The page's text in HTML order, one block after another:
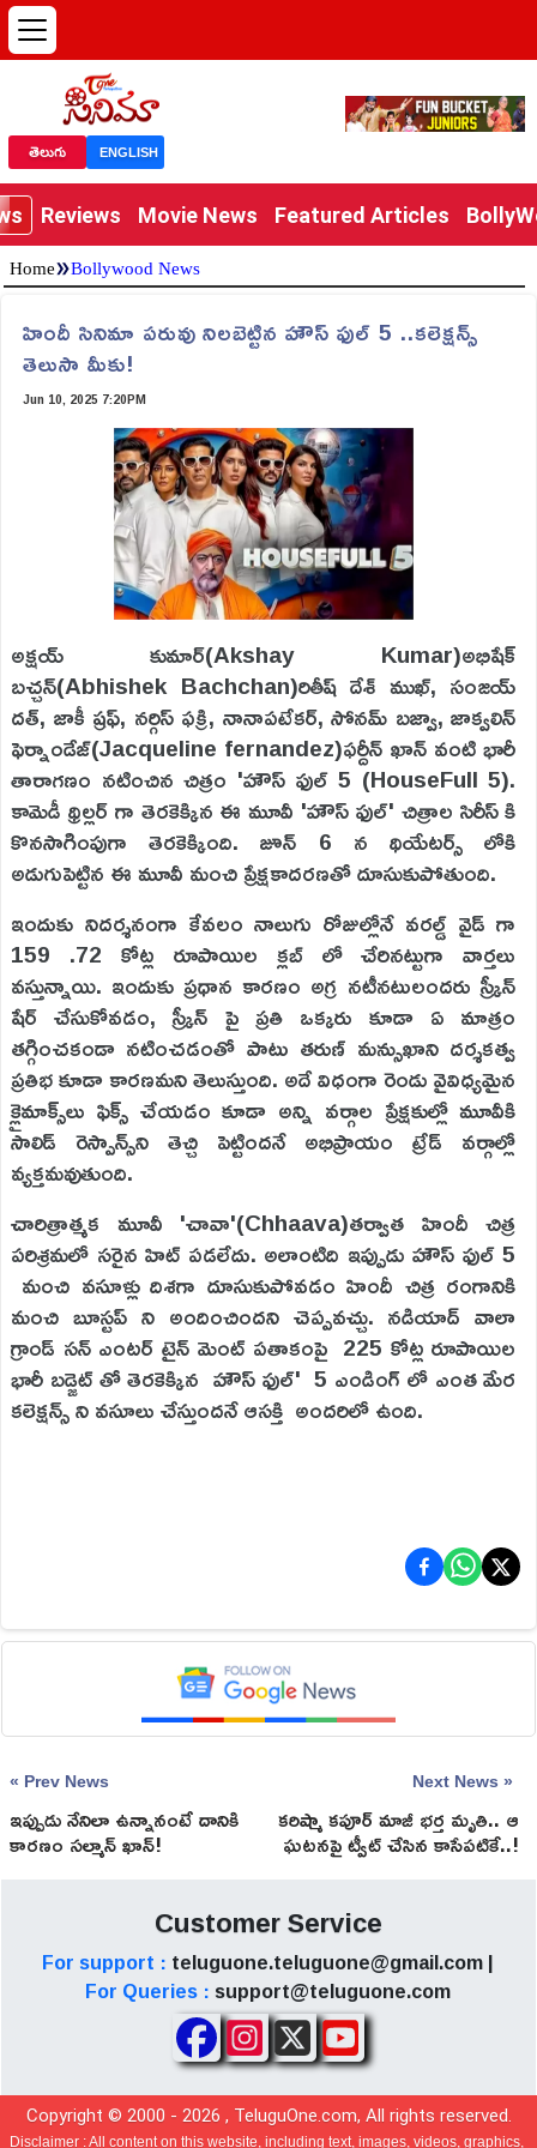
తెలుగు ENGLISH
Reviews Movie News Featured Articles
Home»Bollywood News
హిందీ సినిమా పరువు నిలబెట్టిన హౌస్ ఫుల్ 5 ..కలెక్షన్స్
తెలుసా మీకు!
Jun 10, 2025 7:20PM
అక్షయ్ కుమార్(Akshay Kumar)అభిషేక్
బచ్చన్(Abhishek Bachchan)రితీష్ దేశ్ ముఖ్, సంజయ్
దత్, జాకీ ష్రఫ్, నర్గిస్ ఫక్రి, నానాపటేకర్, సోనమ్ బజ్వా, జాక్వలిన్
ఫెర్నాండేజ్(Jacqueline fernandez)ఫర్దీన్ ఖాన్ వంటి భారీ
తారాగణం నటించిన చిత్రం 'హౌస్ ఫుల్ 5 (HouseFull 5).
కామెడీ థ్రిల్లర్ గా తెరకెక్కిన ఈ మూవీ 'హౌస్ ఫుల్' చిత్రాల సిరీస్ కి
కొనసాగింపుగా తెరకెక్కింది. జూన్ 6 న థియేటర్స్ లోకి
అడుగుపెట్టిన ఈ మూవీ మంచి ప్రేక్షకాదరణతో దూసుకుపోతుంది.
ఇందుకు నిదర్శనంగా కేవలం నాలుగు రోజుల్లోనే వరల్డ్ వైడ్ గా
159 .72 కోట్ల రూపాయిల క్లబ్ లో చేరినట్టుగా వార్తలు
వస్తున్నాయి. ఇందుకు ప్రధాన కారణం అగ్ర నటీనటులందరు స్క్రీన్
షేర్ చేసుకోవడం, స్క్రీన్ పై ప్రతి ఒక్కరు కూడా ఏ మాత్రం
తగ్గించకండా నటించడంతో పాటు తరుణ్ మన్సుఖాని దర్శకత్వ
ప్రతిభ కూడా కారణమని తెలుస్తుంది. అదే విధంగా రెండు వైవిధ్యమైన
క్లైమాక్స్‌లు ఫిక్స్ చేయడం కూడా అన్ని వర్గాల ప్రేక్షకుల్లో మూవీకి
సాలిడ్ రెస్పాన్స్‌ని తెచ్చి పెట్టిందనే అభిప్రాయం ట్రేడ్ వర్గాల్లో
వ్యక్తమవుతుంది.
చారిత్రాత్మక మూవీ 'చావా'(Chhaava)తర్వాత హిందీ చిత్ర
పరిశ్రమలో సరైన హిట్ పడలేదు. అలాంటిది ఇప్పుడు హౌస్ ఫుల్ 5
మంచి వసూళ్లు దిశగా దూసుకుపోవడం హిందీ చిత్ర రంగానికి
మంచి బూస్టప్ ని అందించిందని చెప్పవచ్చు. నడియాద్ వాలా
గ్రాండ్ సన్ ఎంటర్ టైన్ మెంట్ పతాకంపై 225 కోట్ల రూపాయిల
భారీ బడ్జెట్ తో తెరకెక్కిన హౌస్ ఫుల్' 5 ఎండింగ్ లో ఎంత మేర
కలెక్షన్స్ ని వసూలు చేస్తుందనే ఆసక్తి అందరిలో ఉంది.
« Prev News
ఇప్పుడు నేనిలా ఉన్నానంటే దానికి
కారణం సల్మాన్‌ ఖాన్‌!
Next News »
కరిష్మా కపూర్ మాజీ భర్త మృతి.. ఆ
ఘటనపై ట్వీట్ చేసిన కాసేపటికే..!
Customer Service
For support : teluguone.teluguone@gmail.com |
For Queries : support@teluguone.com
Copyright © 2000 - 2026 , TeluguOne.com, All rights reserved.
Disclaimer :All content on this website, including text, images, videos, graphics,